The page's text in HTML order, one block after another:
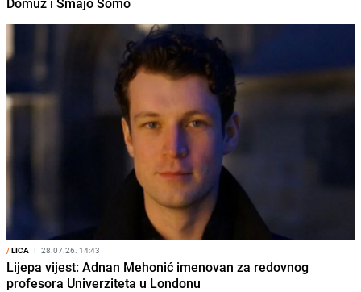
/LICA I 28.07.26. 14:43
Lijepa vijest: Adnan Mehonić imenovan za redovnog
profesora Univerziteta u Londonu